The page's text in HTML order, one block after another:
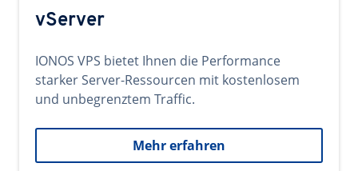
vServer
IONOS VPS bietet Ihnen die Performance
starker Server-Ressourcen mit kostenlosem
und unbegrenztem Traffic.
Mehr erfahren